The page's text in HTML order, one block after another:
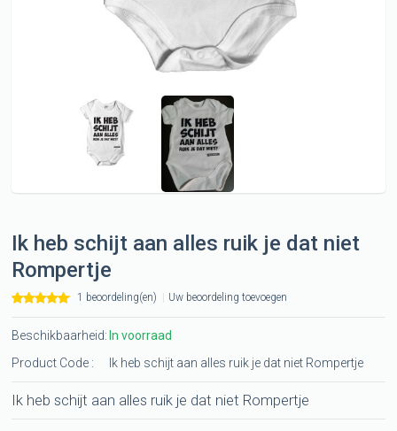
Ik heb schijt aan alles ruik je dat niet
Rompertje
1 beoordeling(en) Uw beoordeling toevoegen
Beschikbaarheid: In voorraad
Product Code :
Ik heb schijt aan alles ruik je dat niet Rompertje
Ik heb schijt aan alles ruik je dat niet Rompertje